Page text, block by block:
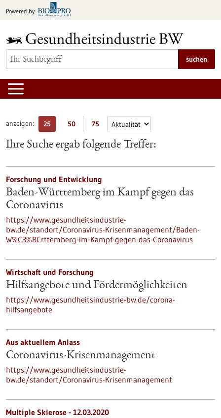
Inhalt
Powered by
suchen
anzeigen: 25 50 75
Ihre Suche ergab folgende Treffer:
Forschung und Entwicklung
Baden-Württemberg im Kampf gegen das
Coronavirus
https://www.gesundheitsindustrie-
bw.de/standort/Coronavirus-Krisenmanagement/Baden-
W%C3%BCrttemberg-im-Kampf-gegen-das-Coronavirus
Wirtschaft und Forschung
Hilfsangebote und Fördermöglichkeiten
https://www.gesundheitsindustrie-bw.de/corona-
hilfsangebote
Aus aktuellem Anlass
Coronavirus-Krisenmanagement
https://www.gesundheitsindustrie-
bw.de/standort/Coronavirus-Krisenmanagement
Multiple Sklerose - 12.03.2020